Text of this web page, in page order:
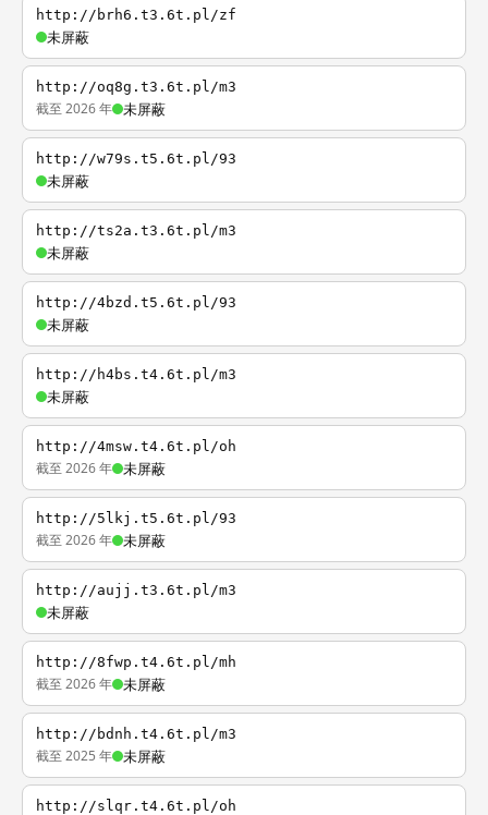
http://brh6.t3.6t.pl/zf
未屏蔽
http://oq8g.t3.6t.pl/m3
截至 2026 年 未屏蔽
http://w79s.t5.6t.pl/93
未屏蔽
http://ts2a.t3.6t.pl/m3
未屏蔽
http://4bzd.t5.6t.pl/93
未屏蔽
http://h4bs.t4.6t.pl/m3
未屏蔽
http://4msw.t4.6t.pl/oh
截至 2026 年 未屏蔽
http://5lkj.t5.6t.pl/93
截至 2026 年 未屏蔽
http://aujj.t3.6t.pl/m3
未屏蔽
http://8fwp.t4.6t.pl/mh
截至 2026 年 未屏蔽
http://bdnh.t4.6t.pl/m3
截至 2025 年 未屏蔽
http://slqr.t4.6t.pl/oh